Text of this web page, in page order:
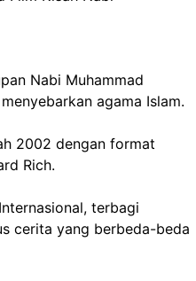
Nabi Muhammad
agama Islam.
2002 dengan format
Rich.
terbagi
cerita yang berbeda-beda